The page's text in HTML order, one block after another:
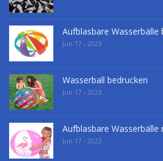
Aufblasbare Wasserbälle
Jun 17 - 2023
Wasserball bedrucken
Jun 17 - 2023
Aufblasbare
Jun 17 - 2023